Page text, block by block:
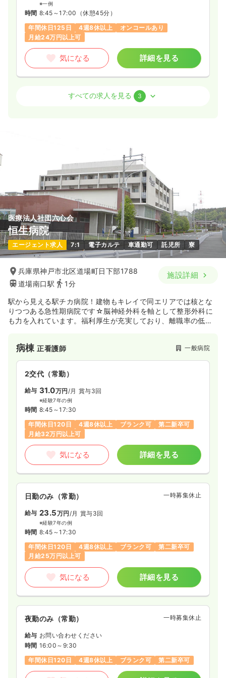
※一例
時間 8:45～17:00 （休憩45分）
年間休日125日
4週8休以上
オンコールあり
月給24万円以上可
気になる 詳細を見る
年間休日122日
4週8休以上
ブランク可
月給30万円以上可
気になる 詳細を見る
外来正看護師 一般病院
2交代（常勤） 一時募集休止
給与 30.2万円/月 賞与79.5万円
※経験7年の例
担当業務未経験可
月給31万円以上可
日勤のみ（パート）
給与 時給1,700円〜
8:45～17:00
気になる
すべての求人を見る 3
医療法人社団六心会
恒生病院
エージェント求人 7:1 電子カルテ 車通勤可 託児所 寮
兵庫県神戸市北区道場町日下部1788
道場南口駅
1分
施設詳細
駅から見える駅チカ病院！建物もキレイで同エリアでは核とな
りつつある急性期病院です☆脳神経外科を軸として整形外科に
も力を入れています。福利厚生が充実しており、離職率の低い
病棟正看護師 一般病院
2交代（常勤）
給与 31.0万円/月 賞与3回
※経験7年の例
時間 8:45～17:30
年間休日120日
4週8休以上 ブランク可
第二新卒可
月給32万円以上可
気になる 詳細を見る
日勤のみ（常勤） 一時募集休止
給与 23.5万円 /月 賞与3回
※経験7年の例
時間 8:45～17:30
年間休日120日
4週8休以上 ブランク可
第二新卒可
月給25万円以上可
気になる 詳細を見る
夜勤のみ（常勤） 一時募集休止
給与 お問い合わせください
時間 16:00～9:30
年間休日120日
4週8休以上 ブランク可 第二新卒可